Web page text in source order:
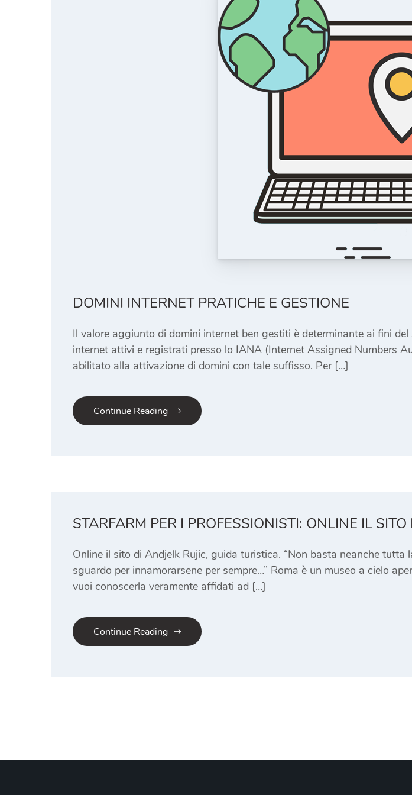
DOMINI INTERNET PRATICHE E GESTIONE
Il valore aggiunto di domini internet ben gestiti è determinante ai fini
internet attivi e registrati presso lo IANA (Internet Assigned Numbers
abilitato alla attivazione di domini con tale suffisso. Per […]
Continue Reading
STARFARM PER I PROFESSIONISTI: ONLINE IL
Online il sito di Andjelk Rujic, guida turistica. “Non basta neanche
sguardo per innamorarsene per sempre…” Roma è un museo a cielo
vuoi conoscerla veramente affidati ad […]
Continue Reading